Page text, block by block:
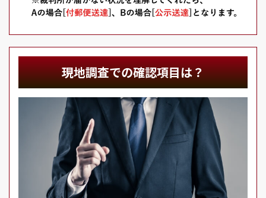
現地調査での確認項目は？